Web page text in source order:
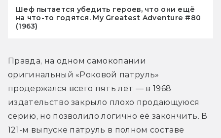
Шеф пытается убедить героев, что они ещё
на что-то годятся. My Greatest Adventure #80
(1963)
Правда, на одном самокопании
оригинальный «Роковой патруль»
продержался всего пять лет — в 1968
издательство закрыло плохо продающуюся
серию, но позволило логично её закончить. В
121-м выпуске патруль в полном составе